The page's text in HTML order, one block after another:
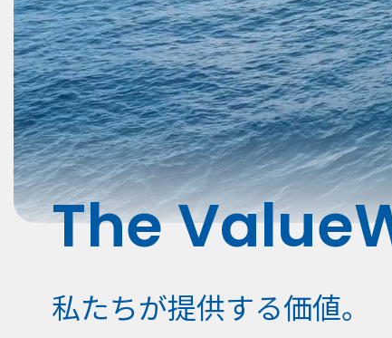
The Value
私たちが提供する価値。